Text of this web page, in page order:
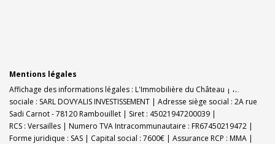
Mentions légales
Affichage des informations légales : L'Immobilière du Château | Raison
sociale : SARL DOVYALIS INVESTISSEMENT | Adresse siège social : 2A rue
Sadi Carnot - 78120 Rambouillet | Siret : 45021947200039 |
RCS : Versailles | Numero TVA Intracommunautaire : FR67450219472 |
Forme juridique : SAS | Capital social : 7600€ | Assurance RCP : MMA |